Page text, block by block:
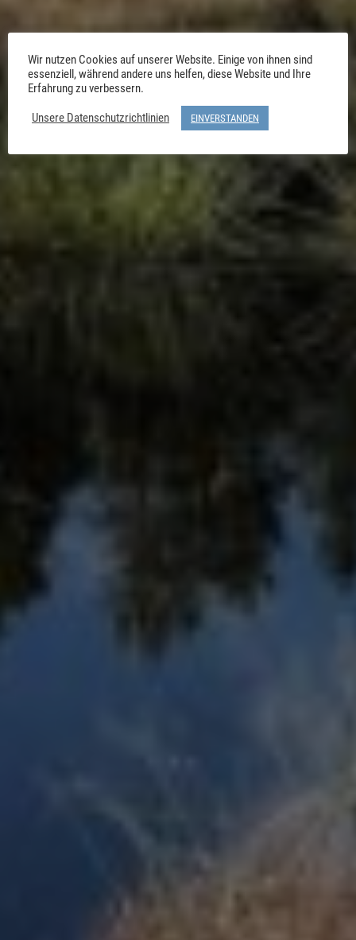
Wir nutzen Cookies auf unserer Website. Einige von ihnen sind
essenziell, während andere uns helfen, diese Website und Ihre
Erfahrung zu verbessern.
Unsere Datenschutzrichtlinien
EINVERSTANDEN